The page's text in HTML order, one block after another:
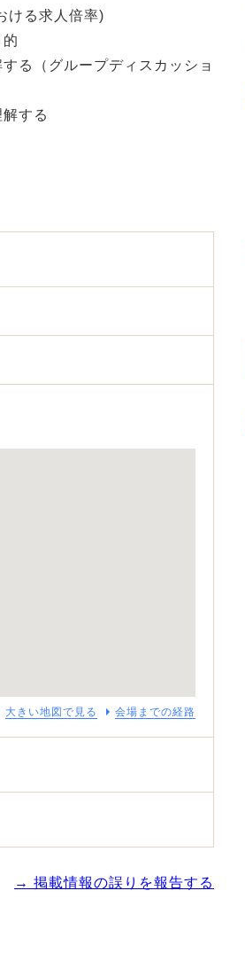
ける求人倍率)
る（グループディスカッショ
する
大きい地図で見る 会場までの経路
→ 掲載情報の誤りを報告する